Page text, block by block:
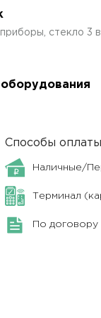
стекло 3
Способы оплаты
Наличные/
Терминал
По договору